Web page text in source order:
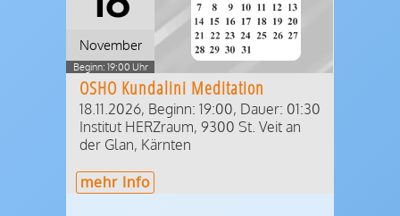
November
Beginn: 19:00 Uhr
OSHO Kundalini Meditation
18.11.2026, Beginn: 19:00, Dauer: 01:30
Institut HERZraum, 9300 St. Veit an
der Glan, Kärnten
mehr Info